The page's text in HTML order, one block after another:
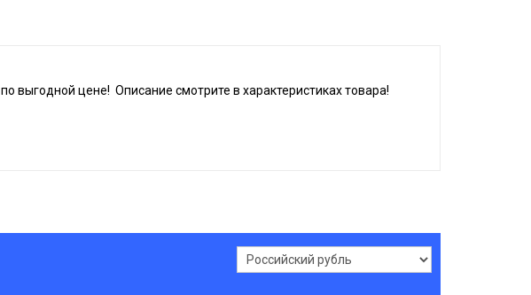
по выгодной цене! Описание смотрите в характеристиках товара!